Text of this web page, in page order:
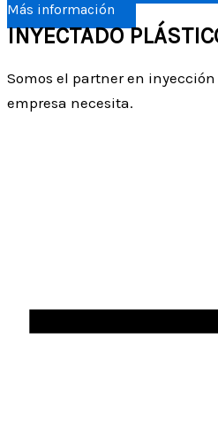
Más información
INYECTADO
Somos el partner en
empresa necesita.